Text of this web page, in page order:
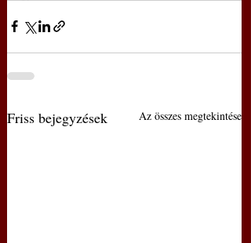
Friss bejegyzések Az összes megtekintése